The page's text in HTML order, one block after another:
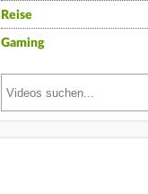
Reise
Gaming